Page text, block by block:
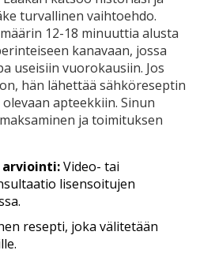
turvallinen vaihtoehdo.
12-18 minuuttia alusta
kanavaan, jossa
useisiin vuorokausiin. Jos
hän lähettää sähköreseptin
apteekkiin. Sinun
ja toimituksen
Video- tai
lisensoitujen
resepti, joka välitetään